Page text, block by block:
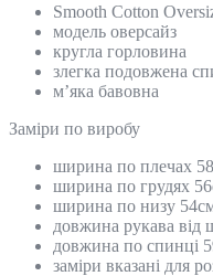
Smooth Cotton
модель оверсайз
кругла горловина
злегка подовжена
м’яка бавовна
Замiри по виробу
ширина по плечах
ширина по грудях
ширина по низу
довжина рукава від
довжина по спинці
заміри вказані для